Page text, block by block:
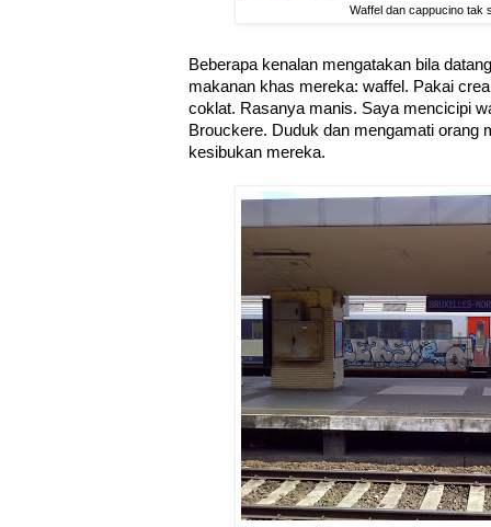
Waffel dan cappucino tak
Beberapa kenalan mengatakan bila
makanan khas mereka: waffel. Pakai
coklat. Rasanya manis. Saya mencicipi
Brouckere. Duduk dan mengamati orang
kesibukan mereka.